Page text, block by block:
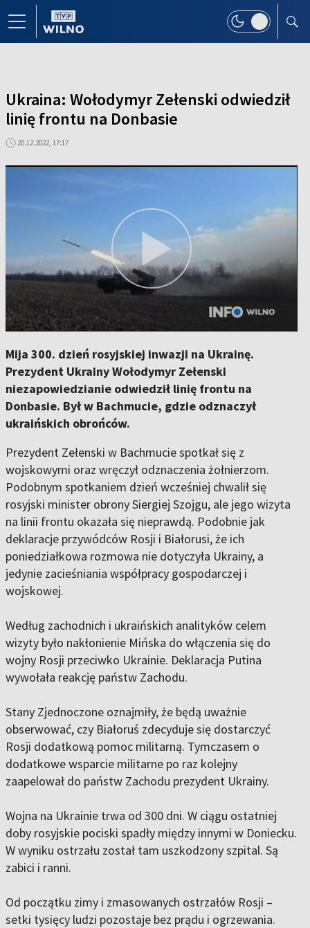
Ukraina: Wołodymyr Zełenski odwiedził
linię frontu na Donbasie
20.12.2022, 17:17
Mija 300. dzień rosyjskiej inwazji na Ukrainę.
Prezydent Ukrainy Wołodymyr Zełenski
niezapowiedzianie odwiedził linię frontu na
Donbasie. Był w Bachmucie, gdzie odznaczył
ukraińskich obrońców.
Prezydent Zełenski w Bachmucie spotkał się z
wojskowymi oraz wręczył odznaczenia żołnierzom.
Podobnym spotkaniem dzień wcześniej chwalił się
rosyjski minister obrony Siergiej Szojgu, ale jego wizyta
na linii frontu okazała się nieprawdą. Podobnie jak
deklaracje przywódców Rosji i Białorusi, że ich
poniedziałkowa rozmowa nie dotyczyła Ukrainy, a
jedynie zacieśniania współpracy gospodarczej i
wojskowej.
Według zachodnich i ukraińskich analityków celem
wizyty było nakłonienie Mińska do włączenia się do
wojny Rosji przeciwko Ukrainie. Deklaracja Putina
wywołała reakcję państw Zachodu.
Stany Zjednoczone oznajmiły, że będą uważnie
obserwować, czy Białoruś zdecyduje się dostarczyć
Rosji dodatkową pomoc militarną. Tymczasem o
dodatkowe wsparcie militarne po raz kolejny
zaapelował do państw Zachodu prezydent Ukrainy.
Wojna na Ukrainie trwa od 300 dni. W ciągu ostatniej
doby rosyjskie pociski spadły między innymi w Doniecku.
W wyniku ostrzału został tam uszkodzony szpital. Są
zabici i ranni.
Od początku zimy i zmasowanych ostrzałów Rosji –
setki tysięcy ludzi pozostaje bez prądu i ogrzewania.